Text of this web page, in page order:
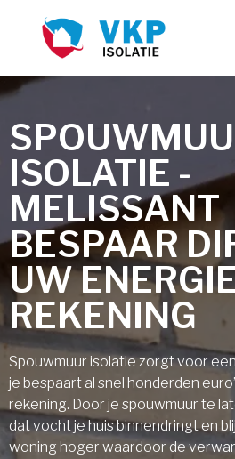
ISOLATIE -
MELISSANT
BESPAAR
UW
REKENING
Spouwmuur isolatie zorgt voor
je bespaart al snel honderden
rekening. Door je spouwmuur te
dat vocht je huis binnendringt en
woning hoger waardoor de